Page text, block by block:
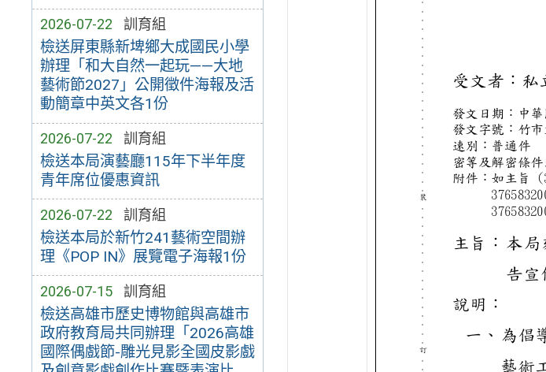
2026-07-22 訓育組
檢送屏東縣新埤鄉大成國民小學
辦理「和大自然一起玩——大地
藝術節2027」公開徵件海報及活
動簡章中英文各1份
2026-07-22 訓育組
檢送本局演藝廳115年下半年度
青年席位優惠資訊
2026-07-22 訓育組
檢送本局於新竹241藝術空間辦
理《POP IN》展覽電子海報1份
2026-07-15 訓育組
檢送高雄市歷史博物館與高雄市
政府教育局共同辦理「2026高雄
國際偶戲節-雕光見影全國皮影戲